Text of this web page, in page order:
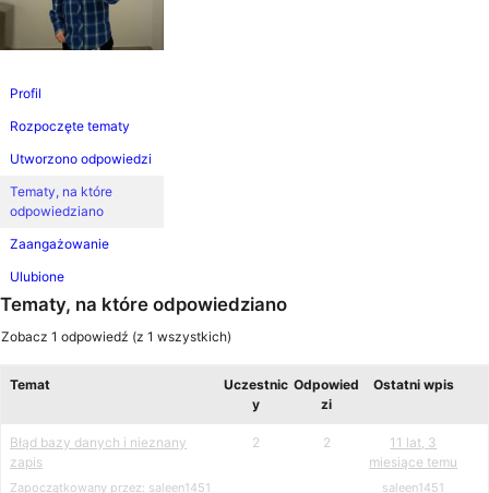
Profil
Rozpoczęte tematy
Utworzono odpowiedzi
Tematy, na które
odpowiedziano
Zaangażowanie
Ulubione
Tematy, na które odpowiedziano
Zobacz 1 odpowiedź (z 1 wszystkich)
Temat
Uczestnic
y
Odpowied
zi
Ostatni wpis
Błąd bazy danych i nieznany
zapis
Zapoczątkowany przez: saleen1451
2 2
11 lat, 3
miesiące temu
saleen1451